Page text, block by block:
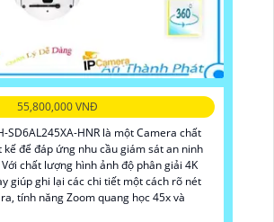
55,800,000 VNĐ
SD6AL245XA-HNR là một Camera chất
để đáp ứng nhu cầu giám sát an ninh
chất lượng hình ảnh độ phân giải 4K
giúp ghi lại các chi tiết một cách rõ nét
tính năng Zoom quang học 45x và